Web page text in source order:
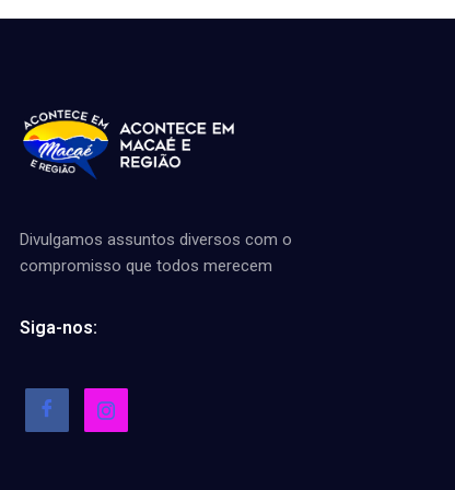
Divulgamos assuntos diversos com o
compromisso que todos merecem
Siga-nos: